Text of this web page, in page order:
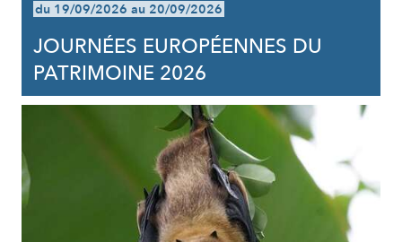
du 19/09/2026 au 20/09/2026
JOURNÉES EUROPÉENNES DU
PATRIMOINE 2026